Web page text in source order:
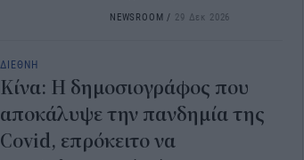
NEWSROOM / 29 Δεκ 2026
ΔΙΕΘΝΗ
Κίνα: Η δημοσιογράφος που
αποκάλυψε την πανδημία της
Covid, επρόκειτο να